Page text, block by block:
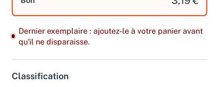
Dernier exemplaire : ajoutez-le à votre panier avant
qu'il ne disparaisse.
Classification